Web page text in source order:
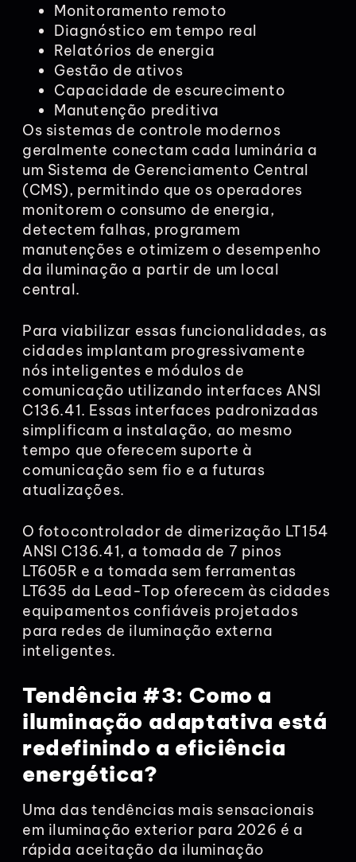
Monitoramento remoto
Diagnóstico em tempo real
Relatórios de energia
Gestão de ativos
Capacidade de escurecimento
Manutenção preditiva
Os sistemas de controle modernos
geralmente conectam cada luminária a
um Sistema de Gerenciamento Central
(CMS), permitindo que os operadores
monitorem o consumo de energia,
detectem falhas, programem
manutenções e otimizem o desempenho
da iluminação a partir de um local
central.
Para viabilizar essas funcionalidades, as
cidades implantam progressivamente
nós inteligentes e módulos de
comunicação utilizando interfaces ANSI
C136.41. Essas interfaces padronizadas
simplificam a instalação, ao mesmo
tempo que oferecem suporte à
comunicação sem fio e a futuras
atualizações.
O fotocontrolador de dimerização LT154
ANSI C136.41, a tomada de 7 pinos
LT605R e a tomada sem ferramentas
LT635 da Lead-Top oferecem às cidades
equipamentos confiáveis projetados
para redes de iluminação externa
inteligentes.
Tendência #3: Como a
iluminação adaptativa está
redefinindo a eficiência
energética?
Uma das tendências mais sensacionais
em iluminação exterior para 2026 é a
rápida aceitação da iluminação